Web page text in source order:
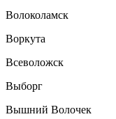
Волоколамск
Воркута
Всеволожск
Выборг
Вышний Волочек